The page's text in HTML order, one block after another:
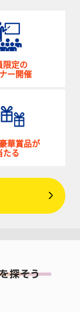
限定の
ー開催
華賞品が
たる